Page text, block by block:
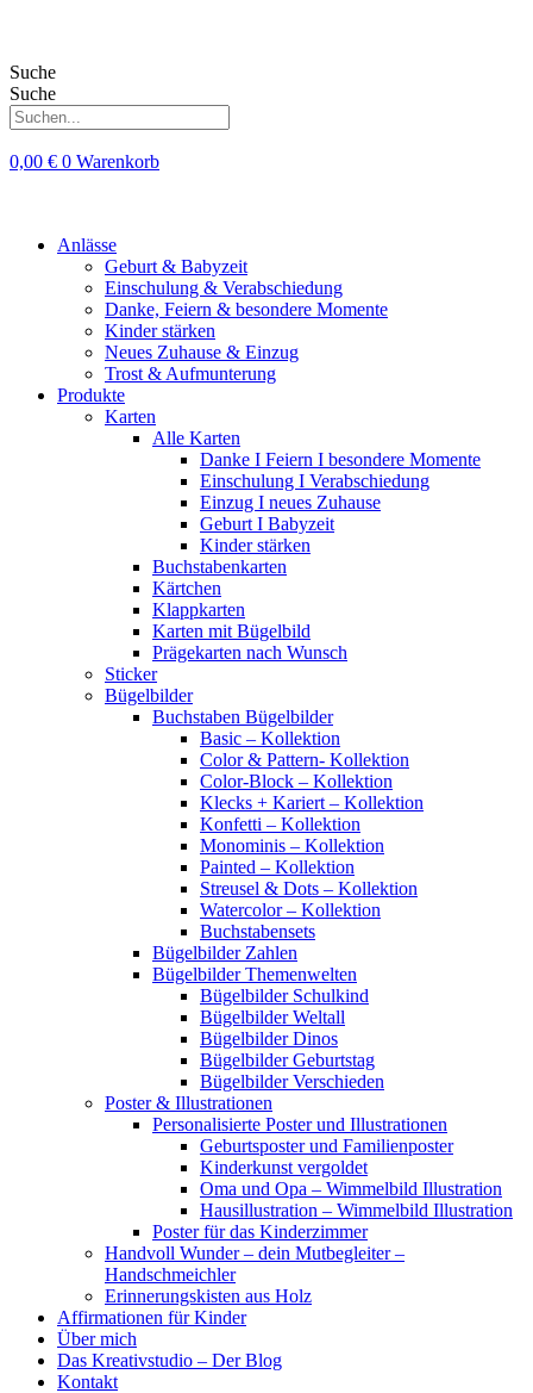
Suche
Suche
0,00 € 0 Warenkorb
Anlässe
Geburt & Babyzeit
Einschulung & Verabschiedung
Danke, Feiern & besondere Momente
Kinder stärken
Neues Zuhause & Einzug
Trost & Aufmunterung
Produkte
Karten
Alle Karten
Danke I Feiern I besondere Momente
Einschulung I Verabschiedung
Einzug I neues Zuhause
Geburt I Babyzeit
Kinder stärken
Buchstabenkarten
Kärtchen
Klappkarten
Karten mit Bügelbild
Prägekarten nach Wunsch
Sticker
Bügelbilder
Buchstaben Bügelbilder
Basic – Kollektion
Color & Pattern- Kollektion
Color-Block – Kollektion
Klecks + Kariert – Kollektion
Konfetti – Kollektion
Monominis – Kollektion
Painted – Kollektion
Streusel & Dots – Kollektion
Watercolor – Kollektion
Buchstabensets
Bügelbilder Zahlen
Bügelbilder Themenwelten
Bügelbilder Schulkind
Bügelbilder Weltall
Bügelbilder Dinos
Bügelbilder Geburtstag
Bügelbilder Verschieden
Poster & Illustrationen
Personalisierte Poster und Illustrationen
Geburtsposter und Familienposter
Kinderkunst vergoldet
Oma und Opa – Wimmelbild Illustration
Hausillustration – Wimmelbild Illustration
Poster für das Kinderzimmer
Handvoll Wunder – dein Mutbegleiter –
Handschmeichler
Erinnerungskisten aus Holz
Affirmationen für Kinder
Über mich
Das Kreativstudio – Der Blog
Kontakt